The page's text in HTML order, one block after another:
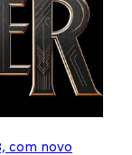
com novo